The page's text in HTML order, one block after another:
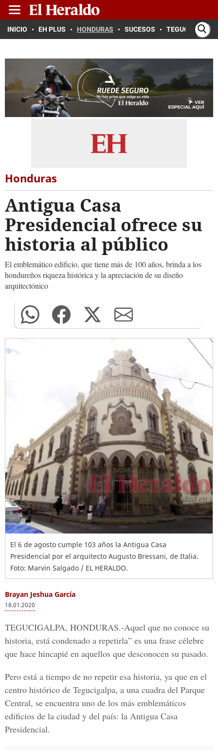
INICIO EH PLUS HONDURAS SUCESOS TEGUCIGALPA
Honduras
Antigua Casa
Presidencial ofrece su
historia al público
El emblemático edificio, que tiene más de 100 años, brinda a los
hondureños riqueza histórica y la apreciación de su diseño
arquitectónico
El 6 de agosto cumple 103 años la Antigua Casa
Presidencial por el arquitecto Augusto Bressani, de Italia.
Foto: Marvin Salgado / EL HERALDO.
Brayan Jeshua García
18.01.2020
TEGUCIGALPA, HONDURAS.-Aquel que no conoce su
historia, está condenado a repetirla” es una frase célebre
que hace hincapié en aquellos que desconocen su pasado.
Pero está a tiempo de no repetir esa historia, ya que en el
centro histórico de Tegucigalpa, a una cuadra del Parque
Central, se encuentra uno de los más emblemáticos
edificios de la ciudad y del país: la Antigua Casa
Presidencial.